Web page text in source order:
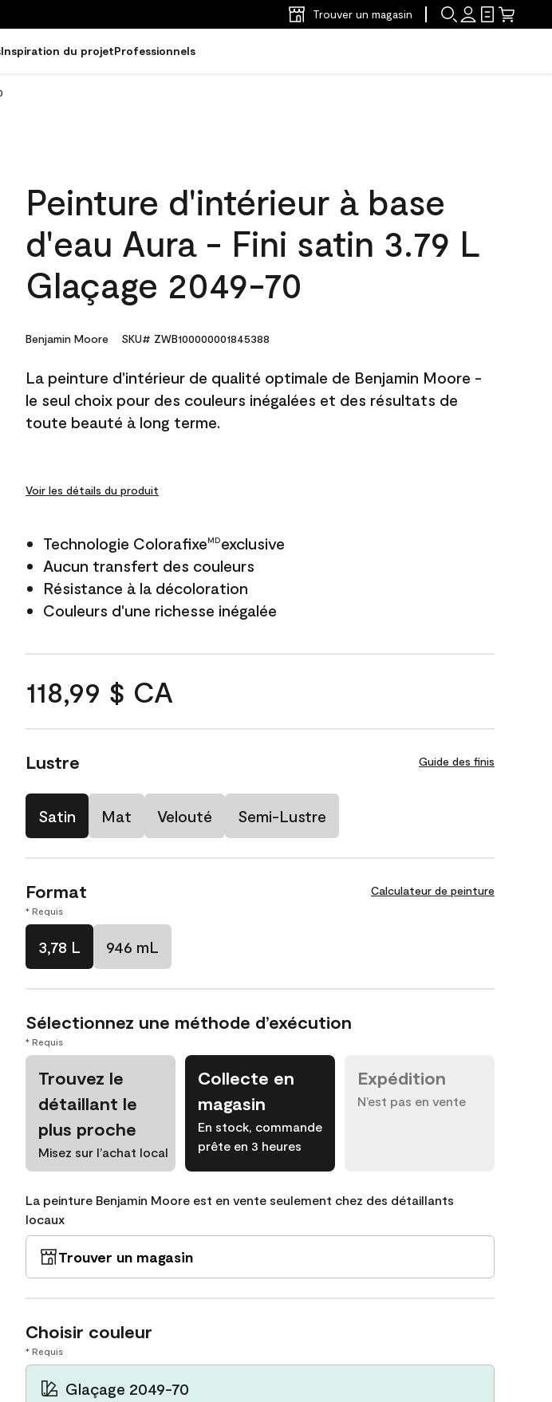
Trouver un magasin
Inspiration du projetProfessionnels
Peinture d'intérieur à base
d'eau Aura - Fini satin 3.79 L
Glaçage 2049-70
Benjamin Moore SKU# ZWB100000001845388
La peinture d'intérieur de qualité optimale de Benjamin Moore -
le seul choix pour des couleurs inégalées et des résultats de
toute beauté à long terme.
Voir les détails du produit
Technologie ColorafixeMDexclusive
Aucun transfert des couleurs
Résistance à la décoloration
Couleurs d'une richesse inégalée
118,99 $ CA
Lustre Guide des finis
Satin Mat Velouté Semi-Lustre
Format Calculateur de peinture
* Requis
3,78 L 946 mL
Sélectionnez une méthode d’exécution
* Requis
Trouvez le
détaillant le
plus proche
Misez sur l’achat local
Collecte en
magasin
En stock, commande
prête en 3 heures
Expédition
N’est pas en vente
La peinture Benjamin Moore est en vente seulement chez des détaillants
locaux
Trouver un magasin
Choisir couleur
* Requis
Glaçage 2049-70